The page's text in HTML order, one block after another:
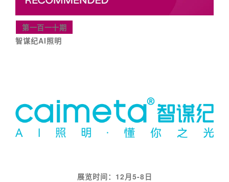
第一百一十期
智谋纪AI照明
展览时间：12月5-8日